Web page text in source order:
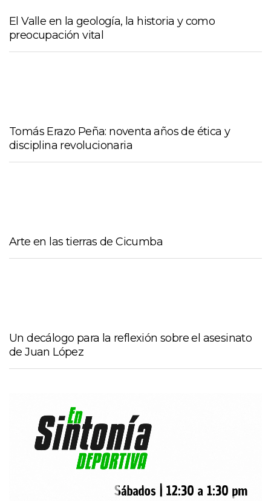
El Valle en la geología, la historia y como
preocupación vital
Tomás Erazo Peña: noventa años de ética y
disciplina revolucionaria
Arte en las tierras de Cicumba
Un decálogo para la reflexión sobre el asesinato
de Juan López